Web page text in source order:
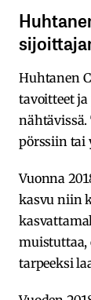
Huhtanen
tavoitteet
pörssiin tai
Vuonna
kasvu niin
muistuttaa,
tarpeeksi